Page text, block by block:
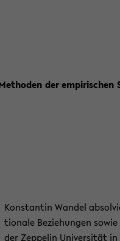
der
Kon­stan­tin Wan­del
tio­na­le Be­zie­hun­gen
der Zep­pe­lin Uni­ver­si­tät